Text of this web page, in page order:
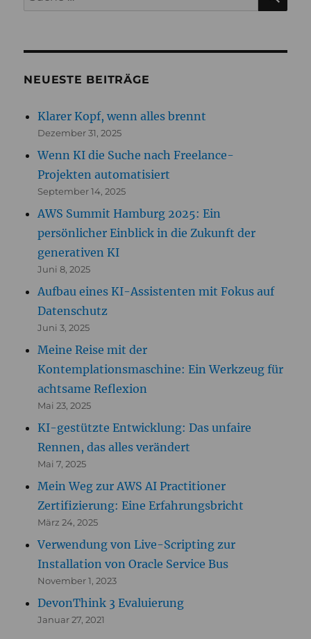
nach:
NEUESTE BEITRÄGE
Klarer Kopf, wenn alles brennt
Dezember 31, 2025
Wenn KI die Suche nach Freelance-
Projekten automatisiert
September 14, 2025
AWS Summit Hamburg 2025: Ein
persönlicher Einblick in die Zukunft der
generativen KI
Juni 8, 2025
Aufbau eines KI-Assistenten mit Fokus auf
Datenschutz
Juni 3, 2025
Meine Reise mit der
Kontemplationsmaschine: Ein Werkzeug für
achtsame Reflexion
Mai 23, 2025
KI-gestützte Entwicklung: Das unfaire
Rennen, das alles verändert
Mai 7, 2025
Mein Weg zur AWS AI Practitioner
Zertifizierung: Eine Erfahrungsbricht
März 24, 2025
Verwendung von Live-Scripting zur
Installation von Oracle Service Bus
November 1, 2023
DevonThink 3 Evaluierung
Januar 27, 2021